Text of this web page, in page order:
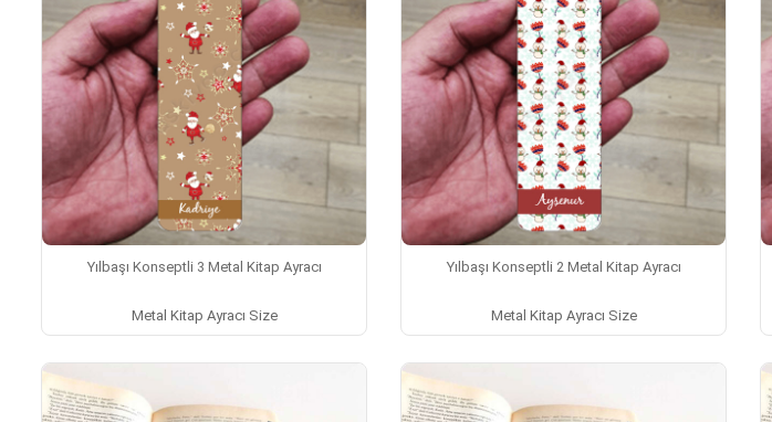
Yılbaşı Konseptli 3 Metal Kitap Ayracı
Metal Kitap Ayracı Size
Yılbaşı Konseptli 2 Metal Kitap Ayracı
Metal Kitap Ayracı Size